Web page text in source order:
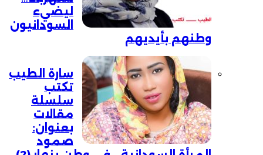
ليضيء
السودانيون
وطنهم بأيديهم
سارة الطيب
تكتب
سلسلة
مقالات
بعنوان:
صمود